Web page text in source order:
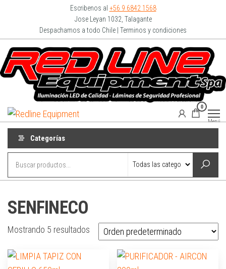
Escribenos al +56 9 6842 1568
Jose Leyan 1032, Talagante
Despachamos a todo Chile | Terminos y condiciones
Equipment
0
Menú
Categorías
SENFINECO
Mostrando 5 resultados